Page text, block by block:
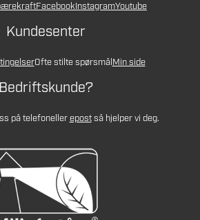
FacebookInstagramYoutube
Kundesenter
Ofte stilte spørsmålMin side
Bedriftskunde?
på telefonellerepostså hjelper vi deg.